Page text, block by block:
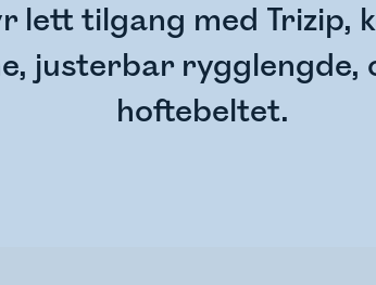
lett tilgang med
justerbar rygglengde,
hoftebeltet.